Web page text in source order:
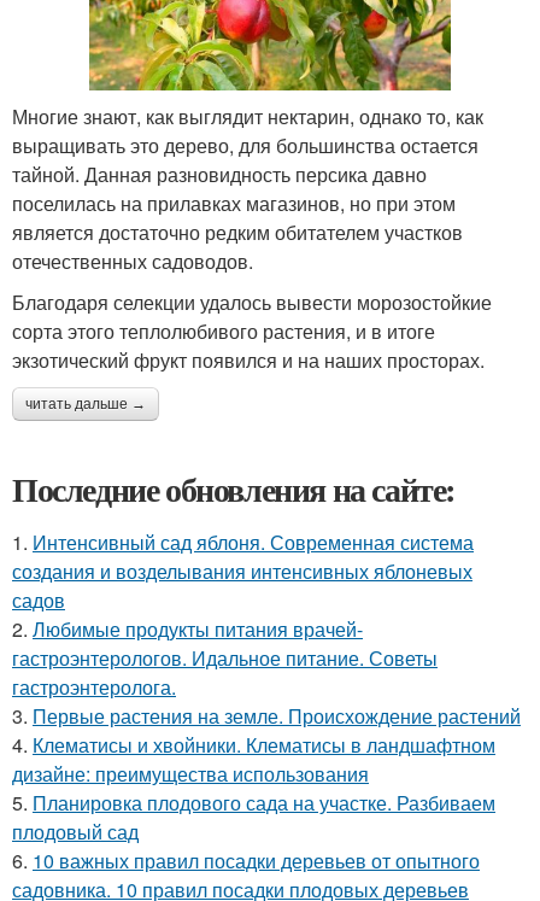
Многие знают, как выглядит нектарин, однако то, как
выращивать это дерево, для большинства остается
тайной. Данная разновидность персика давно
поселилась на прилавках магазинов, но при этом
является достаточно редким обитателем участков
отечественных садоводов.
Благодаря селекции удалось вывести морозостойкие
сорта этого теплолюбивого растения, и в итоге
экзотический фрукт появился и на наших просторах.
читать дальше →
Последние обновления на сайте:
1. Интенсивный сад яблоня. Современная система
создания и возделывания интенсивных яблоневых
садов
2. Любимые продукты питания врачей-
гастроэнтерологов. Идальное питание. Советы
гастроэнтеролога.
3. Первые растения на земле. Происхождение растений
4. Клематисы и хвойники. Клематисы в ландшафтном
дизайне: преимущества использования
5. Планировка плодового сада на участке. Разбиваем
плодовый сад
6. 10 важных правил посадки деревьев от опытного
садовника. 10 правил посадки плодовых деревьев